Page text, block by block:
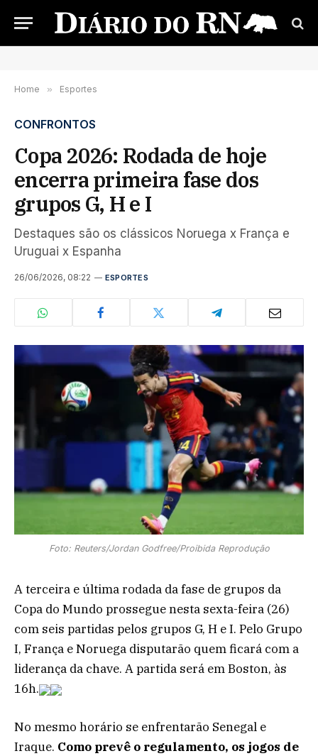
Home » Esportes
CONFRONTOS
Copa 2026: Rodada de hoje
encerra primeira fase dos
grupos G, H e I
Destaques são os clássicos Noruega x França e
Uruguai x Espanha
26/06/2026, 08:22 ESPORTES
Foto: Reuters/Jordan Godfree/Proibida Reprodução
A terceira e última rodada da fase de grupos da
Copa do Mundo prossegue nesta sexta-feira (26)
com seis partidas pelos grupos G, H e I. Pelo Grupo
I, França e Noruega disputarão quem ficará com a
liderança da chave. A partida será em Boston, às
16h.
No mesmo horário se enfrentarão Senegal e
Iraque. Como prevê o regulamento, os jogos de